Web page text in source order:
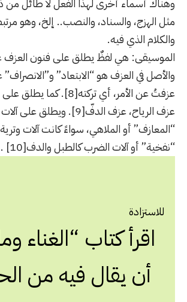
مثل الهزج، والسناد، والنصب.. إلخ، وهو
والكلام الذي فيه.
الموسيقى: هي لفظٌ يطلق على فنون العزف
والأصل في العزف هو “الابتعاد”
عزفتُ عن الأمر، أي تركته[8]
. كما يطلق
عزف الرياح، عزف الدفّ[9]
. ويطلق على
“المعازف” أو الملاهي، سواءً كانت آلات
“نفخية” أو آلات الضرب كالطبل والدف[10]
.
للاستزادة
اقرأ كتاب “الغناء
أن يقال فيه من